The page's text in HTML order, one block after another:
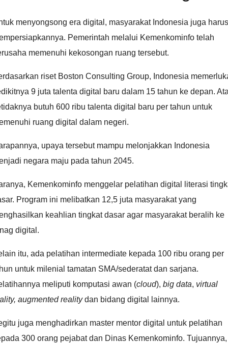
menyongsong era digital, masyarakat Indonesia juga harus
Pemerintah melalui Kemenkominfo telah
memenuhi kekosongan ruang tersebut.
riset Boston Consulting Group, Indonesia
9 juta talenta digital baru dalam 15 tahun ke depan.
butuh 600 ribu talenta digital baru per tahun untuk
ruang digital dalam negeri.
upaya tersebut mampu melonjakkan Indonesia
negara maju pada tahun 2045.
Kemenkominfo menggelar pelatihan digital literasi
Program ini melibatkan 12,5 juta masyarakat yang
keahlian tingkat dasar agar masyarakat beralih ke
digital.
itu, ada pelatihan intermediate kepada 100 ribu orang per
untuk milenial tamatan SMA/sederatat dan sarjana.
meliputi komputasi awan (cloud), big data, virtual
augmented realitydan bidang digital lainnya.
juga menghadirkan master mentor digital untuk pelatihan
300 orang pejabat dan Dinas Kemenkominfo. Tujuannya,